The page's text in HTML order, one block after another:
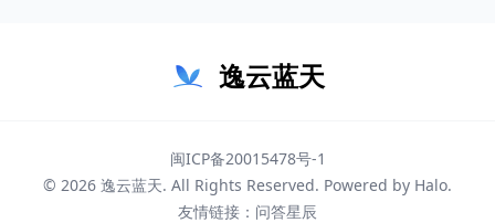
逸云蓝天
闽ICP备20015478号-1
© 2026 逸云蓝天. All Rights Reserved. Powered by Halo.
友情链接： 问答星辰